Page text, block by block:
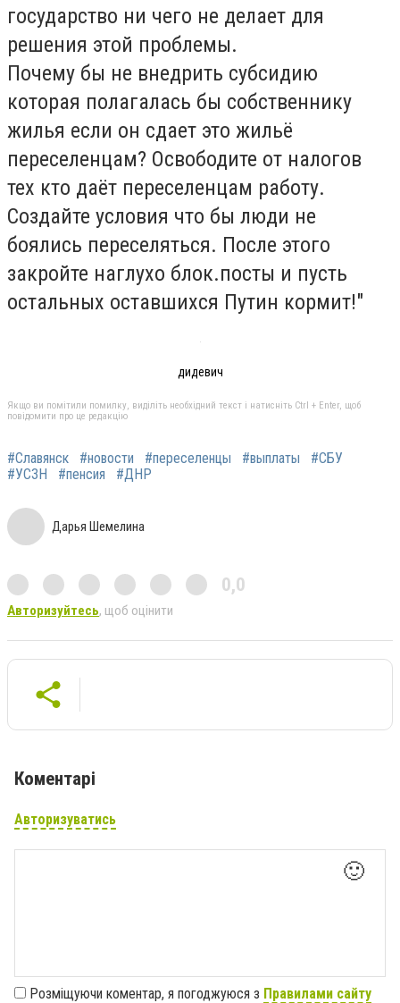
государство ни чего не делает для
решения этой проблемы.
Почему бы не внедрить субсидию
которая полагалась бы собственнику
жилья если он сдает это жильё
переселенцам? Освободите от налогов
тех кто даёт переселенцам работу.
Создайте условия что бы люди не
боялись переселяться. После этого
закройте наглухо блок.посты и пусть
остальных оставшихся Путин кормит!"
дидевич
Якщо ви помітили помилку, виділіть необхідний текст і натисніть Ctrl + Enter, щоб
повідомити про це редакцію
#Славянск #новости #переселенцы #выплаты
#СБУ
#УСЗН
#пенсия #ДНР
Дарья Шемелина
0,0
Авторизуйтесь, щоб оцінити
Коментарі
Авторизуватись
🙂
Розміщуючи коментар, я погоджуюся з Правилами сайту